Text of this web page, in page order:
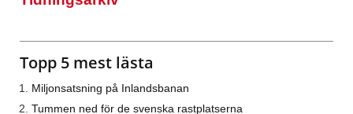
Topp 5 mest lästa
Miljonsatsning på Inlandsbanan
Tummen ned för de svenska rastplatserna